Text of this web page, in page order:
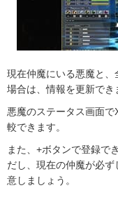
現在仲魔にいる悪魔と
場合は、情報を更新でき
悪魔のステータス画面
較できます。
また、+ボタンで登録で
だし、現在の仲魔が必
意しましょう。